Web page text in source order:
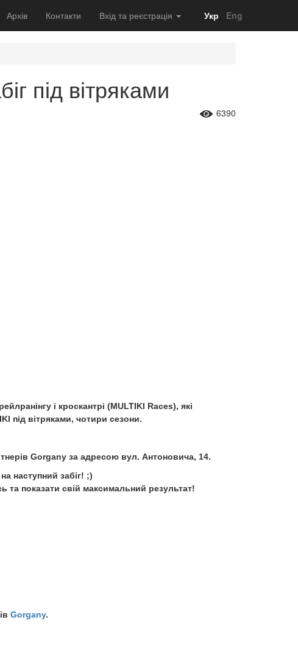
Архів Контакти Вхід та реєстрація Укр Eng
під вітряками
6390
і кроскантрі (MULTIKI Races), які
під вітряками, чотири сезони.
Gorgany за адресою вул. Антоновича, 14.
наступний забіг! ;)
та показати свій максимальний результат!
Gorgany.